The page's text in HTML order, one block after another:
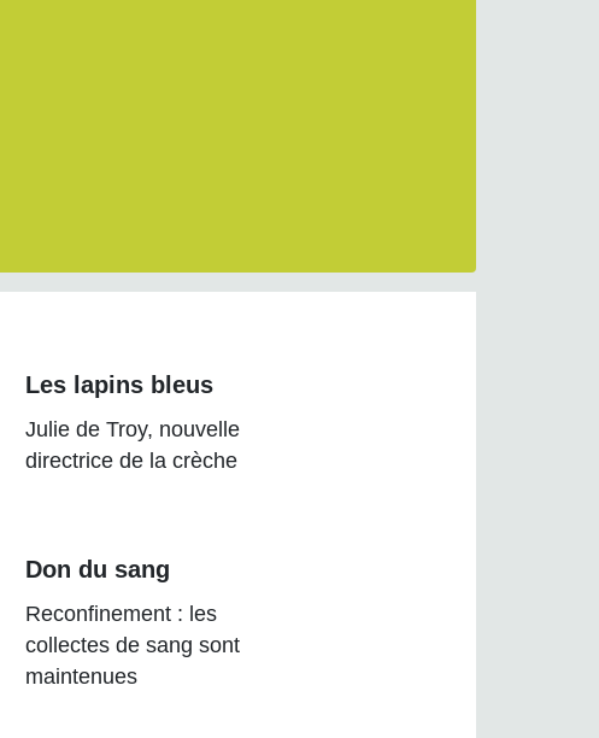
Les lapins bleus
Julie de Troy, nouvelle
directrice de la crèche
Don du sang
Reconfinement : les
collectes de sang sont
maintenues